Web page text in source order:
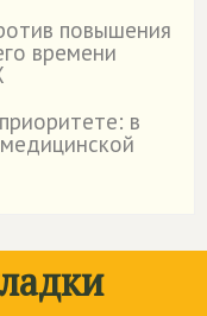
повышения
времени
в